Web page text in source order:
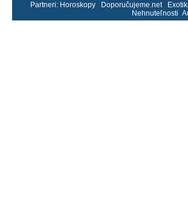
Partneri: Horoskopy Doporučujeme.net
Nehnuteľnosti